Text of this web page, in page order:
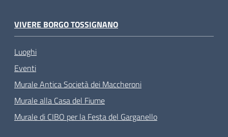
VIVERE BORGO TOSSIGNANO
Luoghi
Eventi
Murale Antica Società dei Maccheroni
Murale alla Casa del Fiume
Murale di CIBO per la Festa del Garganello